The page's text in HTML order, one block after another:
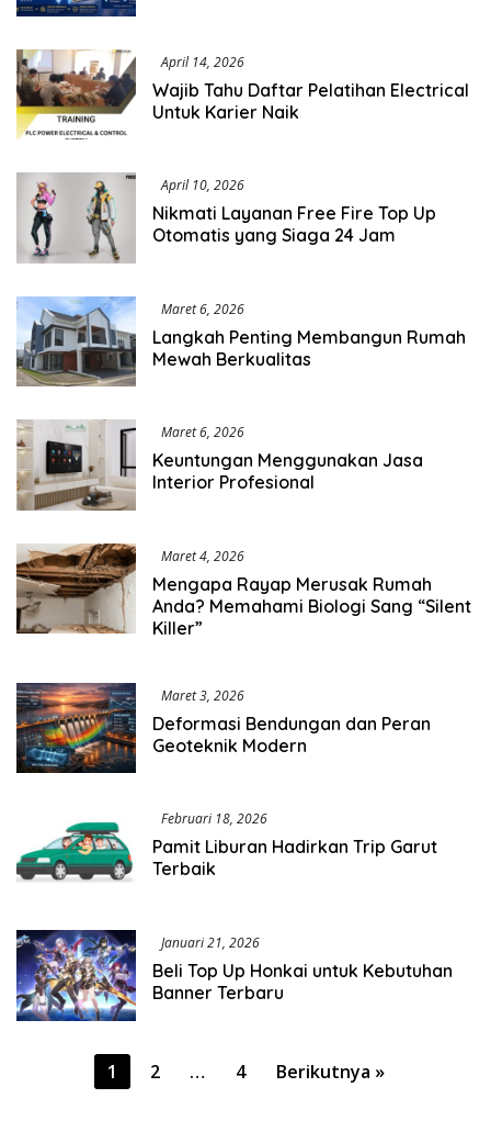
April 14, 2026
Wajib Tahu Daftar Pelatihan Electrical
Untuk Karier Naik
April 10, 2026
Nikmati Layanan Free Fire Top Up
Otomatis yang Siaga 24 Jam
Maret 6, 2026
Langkah Penting Membangun Rumah
Mewah Berkualitas
Maret 6, 2026
Keuntungan Menggunakan Jasa
Interior Profesional
Maret 4, 2026
Mengapa Rayap Merusak Rumah
Anda? Memahami Biologi Sang “Silent
Killer”
Maret 3, 2026
Deformasi Bendungan dan Peran
Geoteknik Modern
Februari 18, 2026
Pamit Liburan Hadirkan Trip Garut
Terbaik
Januari 21, 2026
Beli Top Up Honkai untuk Kebutuhan
Banner Terbaru
Paginasi
1 2 … 4 Berikutnya »